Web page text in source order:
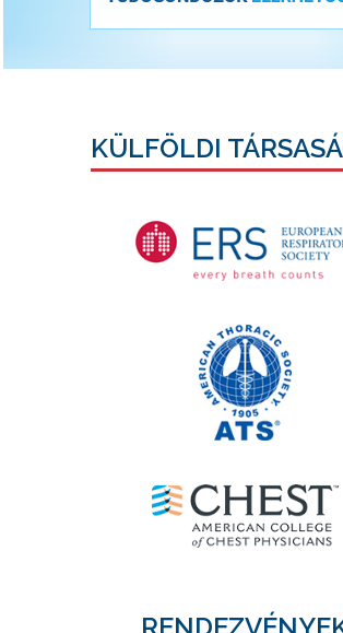
KÜLFÖLDI